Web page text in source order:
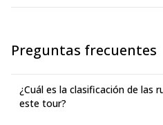
viaje de 20 minutos, que
de regreso de la línea R5 a la
disfruta de un viaje de 5
Una tercera opción es el autobús
Preguntas frecuentes
¿Cuál es la clasificación de las
este tour?